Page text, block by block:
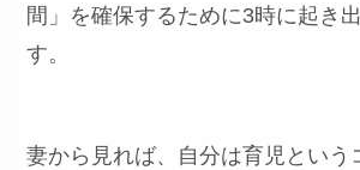
間」を確保するために3時に起き
す。
妻から見れば、自分は育児という